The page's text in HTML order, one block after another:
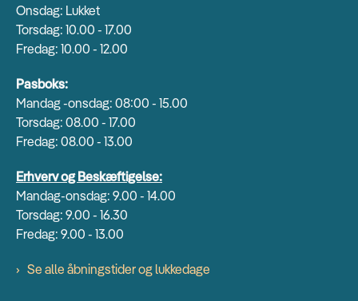
Onsdag: Lukket
Torsdag: 10.00 - 17.00
Fredag: 10.00 - 12.00
Pasboks:
Mandag -onsdag: 08:00 - 15.00
Torsdag: 08.00 - 17.00
Fredag: 08.00 - 13.00
Erhverv og Beskæftigelse:
Mandag-onsdag: 9.00 - 14.00
Torsdag: 9.00 - 16.30
Fredag: 9.00 - 13.00
Se alle åbningstider og lukkedage